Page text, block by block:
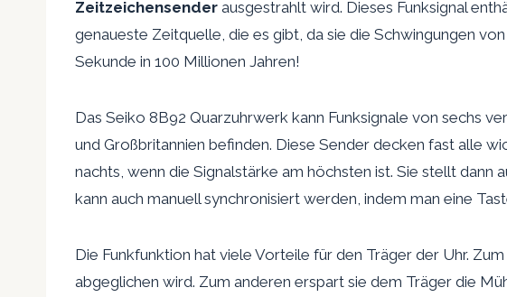
Zeitzeichensender ausgestrahlt wird. Dieses Funksignal
genaueste Zeitquelle, die es gibt, da sie die Schwingungen
Sekunde in 100 Millionen Jahren!
Das Seiko 8B92 Quarzuhrwerk kann Funksignale von sechs
und Großbritannien befinden. Diese Sender decken fast alle
nachts, wenn die Signalstärke am höchsten ist. Sie stellt
kann auch manuell synchronisiert werden, indem man eine
Die Funkfunktion hat viele Vorteile für den Träger der Uhr.
abgeglichen wird. Zum anderen erspart sie dem Träger die